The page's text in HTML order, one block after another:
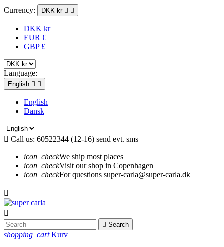
Currency: DKK kr  
DKK kr
EUR €
GBP £
Language:
English  
English
Dansk
 Call us: 60522344 (12-16) send evt. sms
icon_checkWe ship most places
icon_checkVisit our shop in Copenhagen
icon_checkFor questions super-carla@super-carla.dk


 Search
shopping_cart Kurv